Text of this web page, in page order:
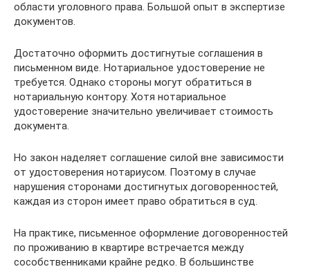
области уголовного права. Большой опыт в экспертизе
документов.
Достаточно оформить достигнутые соглашения в
письменном виде. Нотариальное удостоверение не
требуется. Однако стороны могут обратиться в
нотариальную контору. Хотя нотариальное
удостоверение значительно увеличивает стоимость
документа.
Но закон наделяет соглашение силой вне зависимости
от удостоверения нотариусом. Поэтому в случае
нарушения сторонами достигнутых договоренностей,
каждая из сторон имеет право обратиться в суд.
На практике, письменное оформление договоренностей
по проживанию в квартире встречается между
сособственниками крайне редко. В большинстве